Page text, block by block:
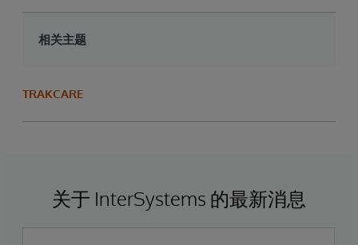
相关主题
TRAKCARE
关于 InterSystems 的最新消息